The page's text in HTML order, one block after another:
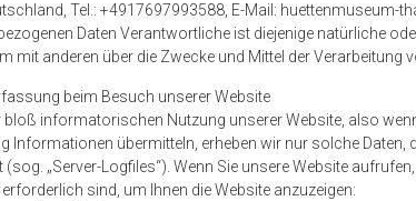
Tel.: +4917697993588, E-Mail: huettenmuseum-
Daten Verantwortliche ist diejenige natürliche
mit anderen über die Zwecke und Mittel der Verarbeitung
beim Besuch unserer Website
bloß informatorischen Nutzung unserer Website, also
Informationen übermitteln, erheben wir nur solche Daten,
(sog. „Server-Logfiles“). Wenn Sie unsere Website
sind, um Ihnen die Website anzuzeigen: